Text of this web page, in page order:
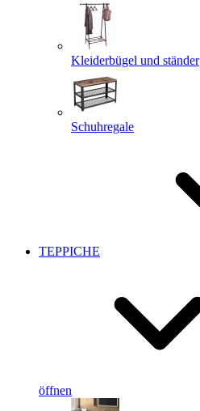
Kleiderbügel und ständer
Schuhregale
TEPPICHE
öffnen